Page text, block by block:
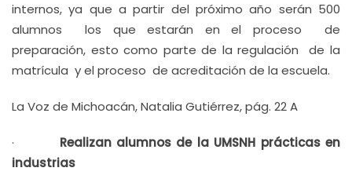
internos, ya que a partir del próximo año serán 500
alumnos los que estarán en el proceso de
preparación, esto como parte de la regulación de la
matrícula y el proceso de acreditación de la escuela.
La Voz de Michoacán, Natalia Gutiérrez, pág. 22 A
· Realizan alumnos de la UMSNH prácticas en
industrias